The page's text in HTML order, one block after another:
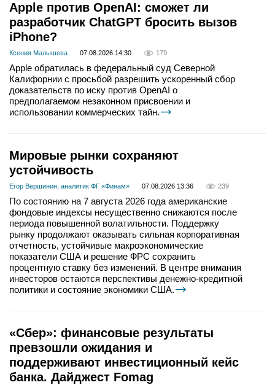
Apple против OpenAI: сможет ли
разработчик ChatGPT бросить вызов
iPhone?
Ксения Малышева 07.08.2026 14:30 179
Apple обратилась в федеральный суд Северной
Калифорнии с просьбой разрешить ускоренный сбор
доказательств по иску против OpenAI о
предполагаемом незаконном присвоении и
использовании коммерческих тайн.
Мировые рынки сохраняют
устойчивость
Егор Вершинин, аналитик ФГ «Финам» 07.08.2026 13:36 239
По состоянию на 7 августа 2026 года американские
фондовые индексы несущественно снижаются после
периода повышенной волатильности. Поддержку
рынку продолжают оказывать сильная корпоративная
отчетность, устойчивые макроэкономические
показатели США и решение ФРС сохранить
процентную ставку без изменений. В центре внимания
инвесторов остаются перспективы денежно-кредитной
политики и состояние экономики США.
«Сбер»: финансовые результаты
превзошли ожидания и
поддерживают инвестиционный кейс
банка. Дайджест Fomag